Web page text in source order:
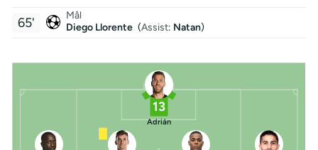
Mål
Diego Llorente (Assist: Natan)
65'
13
Adrián